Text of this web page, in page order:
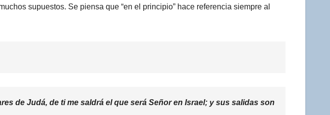
supuestos. Se piensa que “en el principio” hace referencia siempre al
de Judá, de ti me saldrá el que será Señor en Israel; y sus salidas son